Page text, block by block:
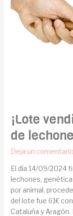
¡Lote
de
Deja un comentario
El día 14/09/2024
lechones,
por animal,
del lote fue 61€
Cataluña y